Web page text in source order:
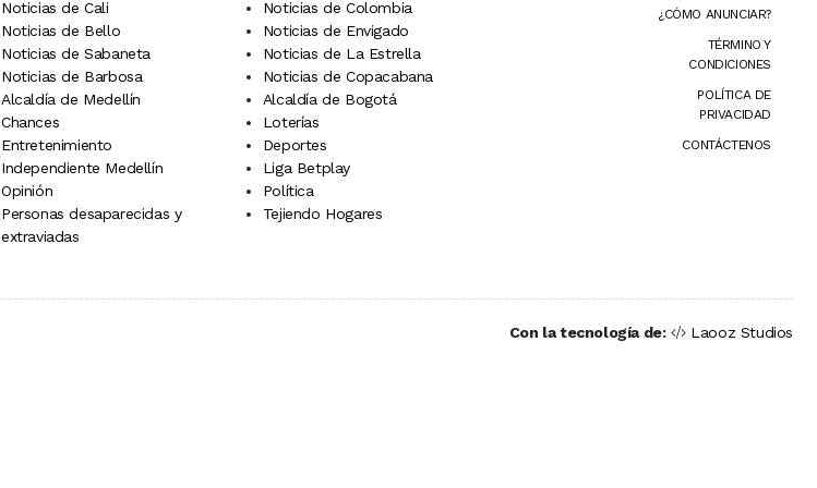
Noticias de Cali
Noticias de Colombia
Noticias de Bello
Noticias de Envigado
Noticias de Sabaneta
Noticias de La Estrella
Noticias de Barbosa
Noticias de Copacabana
Alcaldía de Medellín
Alcaldía de Bogotá
Chances
Loterías
Entretenimiento
Deportes
Independiente Medellín
Liga Betplay
Opinión
Política
Personas desaparecidas y
extraviadas
Tejiendo Hogares
¿CÓMO ANUNCIAR?
TÉRMINO Y
CONDICIONES
POLÍTICA DE
PRIVACIDAD
CONTÁCTENOS
Con la tecnología de: Laooz Studios